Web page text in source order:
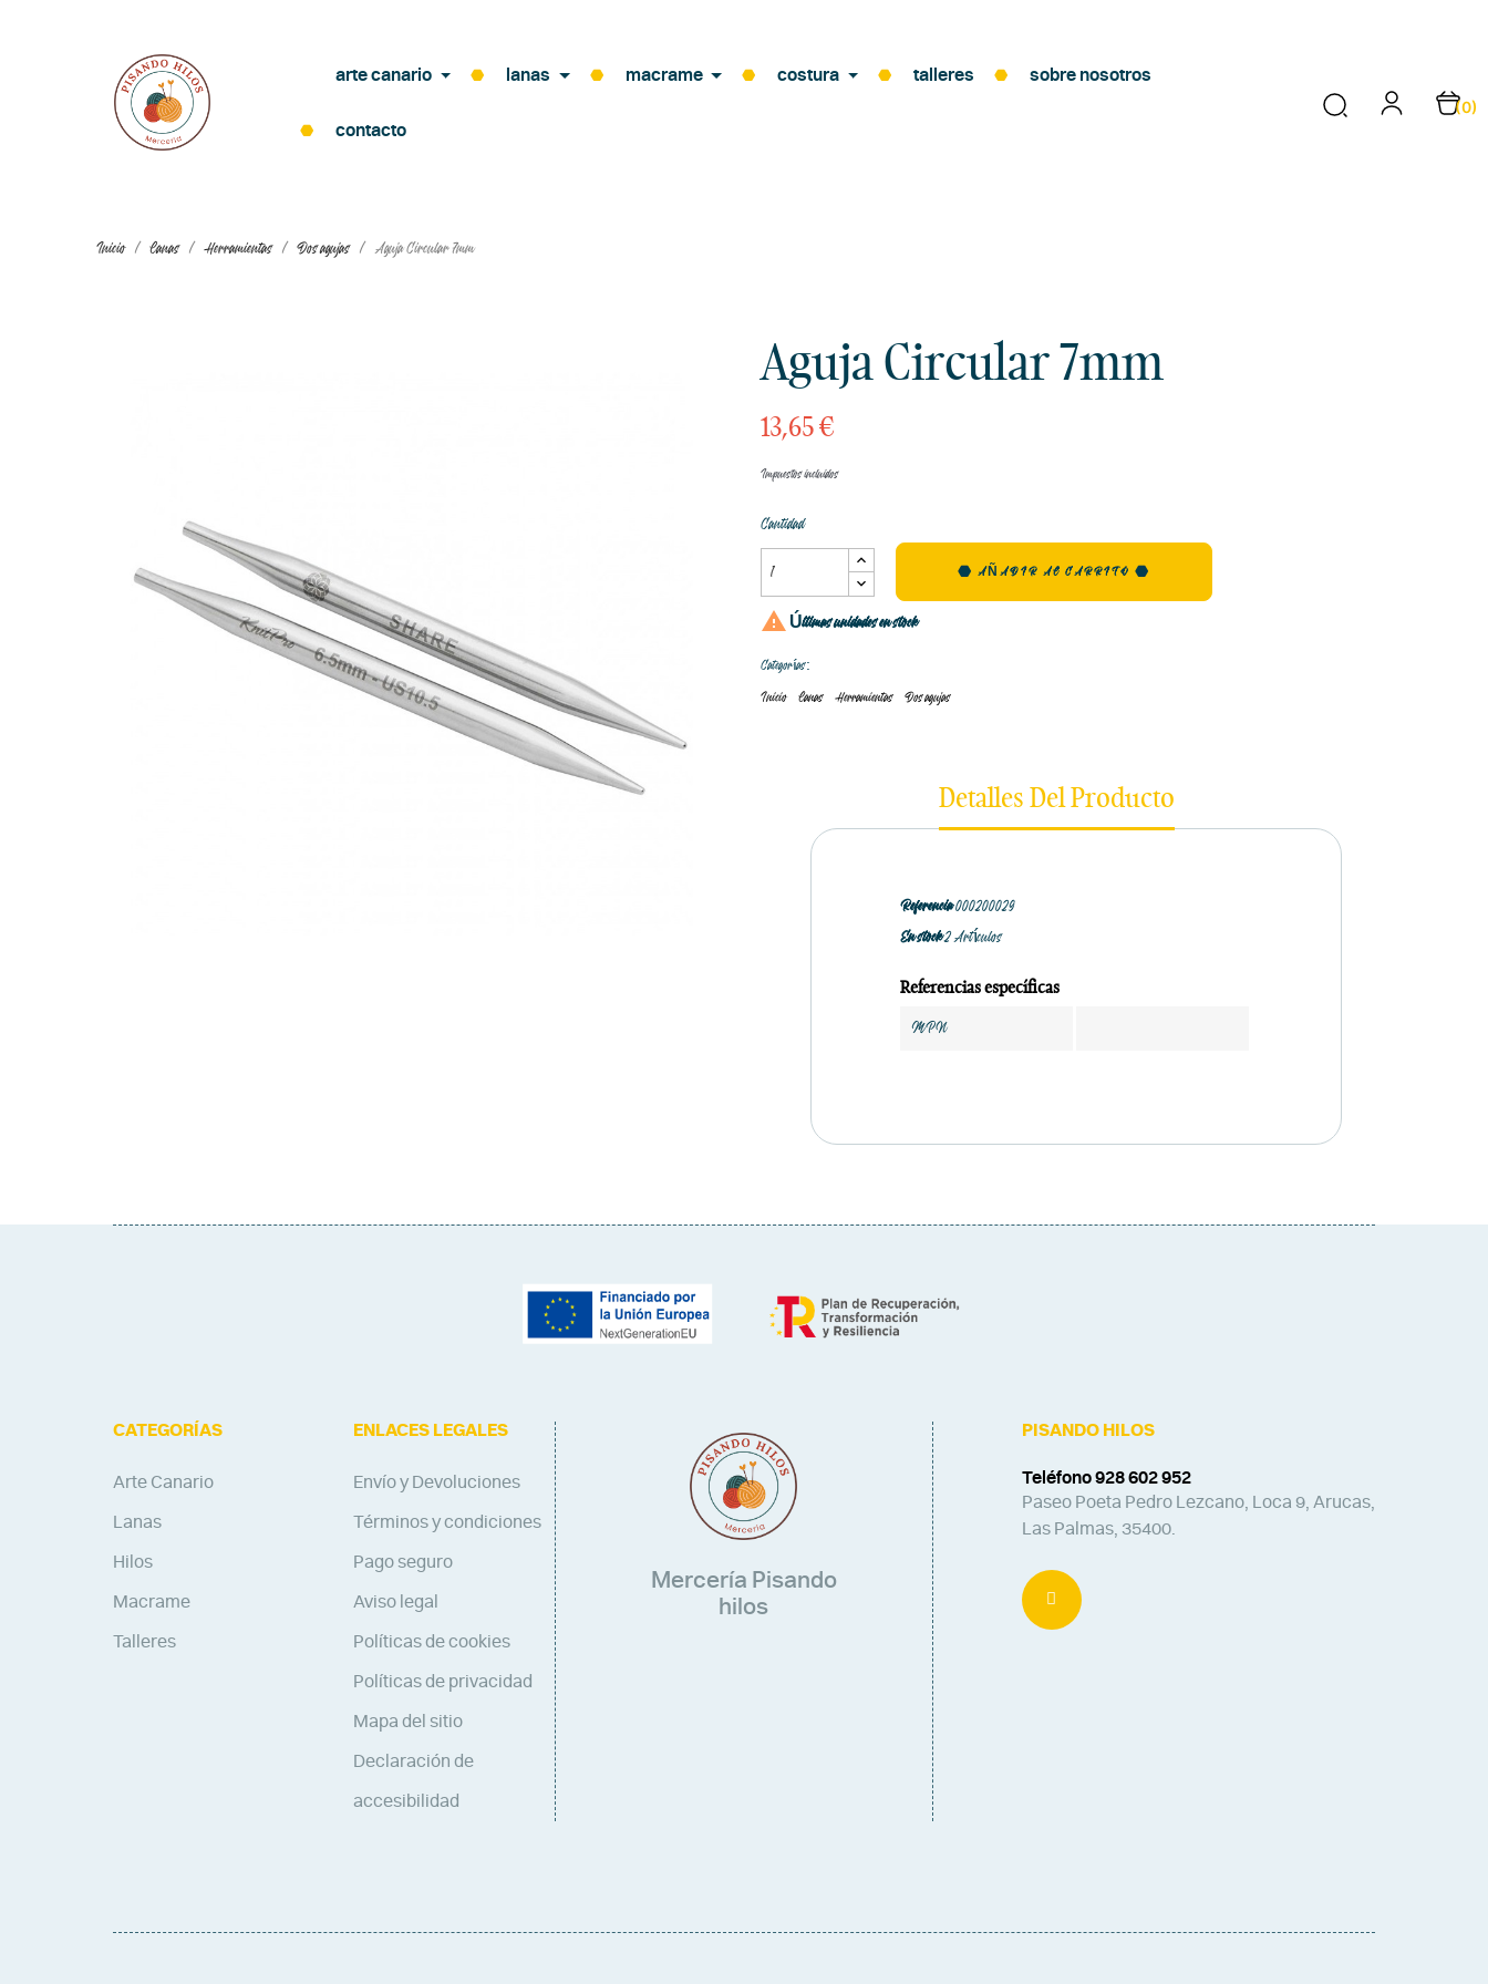
arte canario lanas macrame costura talleres sobre nosotros
contacto
(0)
Inicio Lanas Herramientas Dos agujas Aguja Circular 7mm
Aguja Circular 7mm
13,65 €
Impuestos incluidos
Cantidad
AÑADIR AL CARRITO
 Últimas unidades en stock
Categorías:
Inicio Lanas Herramientas Dos agujas
Detalles Del Producto
Referencia000200029
En stock2 Artículos
Referencias específicas
MPN
CATEGORÍAS
Arte Canario
Lanas
Hilos
Macrame
Talleres
ENLACES LEGALES
Envío y Devoluciones
Términos y condiciones
Pago seguro
Aviso legal
Políticas de cookies
Políticas de privacidad
Mapa del sitio
Declaración de
accesibilidad
Mercería Pisando
hilos
PISANDO HILOS
Teléfono 928 602 952
Paseo Poeta Pedro Lezcano, Loca 9, Arucas,
Las Palmas, 35400.